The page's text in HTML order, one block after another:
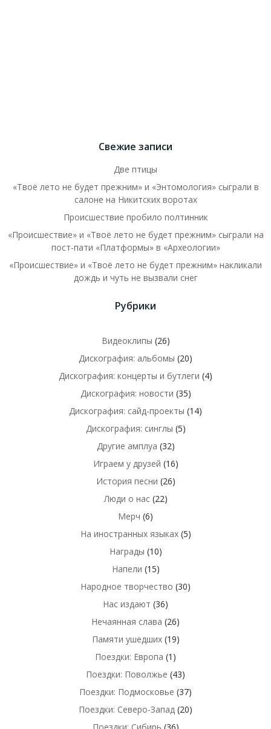
Свежие записи
Две птицы
«Твоё лето не будет прежним» и «Энтомология» сыграли в
салоне на Никитских воротах
Происшествие пробило полтинник
«Происшествие» и «Твоё лето не будет прежним» сыграли на
пост-пати «Платформы» в «Археологии»
«Происшествие» и «Твоё лето не будет прежним» накликали
дождь и чуть не вызвали снег
Рубрики
Видеоклипы (26)
Дискография: альбомы (20)
Дискография: концерты и бутлеги (4)
Дискография: новости (35)
Дискография: сайд-проекты (14)
Дискография: синглы (5)
Другие амплуа (32)
Играем у друзей (16)
История песни (26)
Люди о нас(22)
Мерч (6)
На иностранных языках(5)
Награды (10)
Напели (15)
Народное творчество (30)
Нас издают (36)
Нечаянная слава (26)
Памяти ушедших(19)
Поездки: Европа (1)
Поездки: Поволжье (43)
Поездки: Подмосковье (37)
Поездки: Северо-Запад (20)